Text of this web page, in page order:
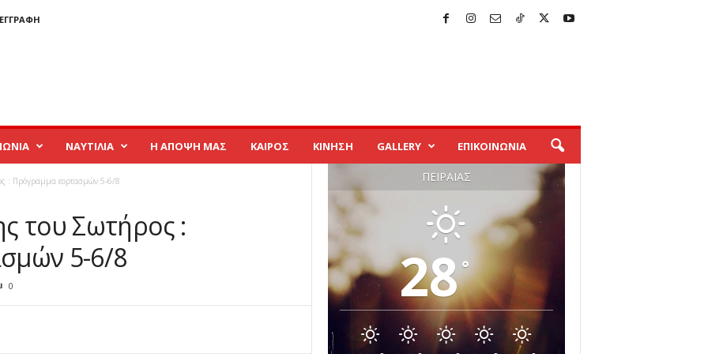
ΝΑΥΤΙΛΙΑ Η ΑΠΟΨΗ ΜΑΣ ΚΑΙΡΟΣ ΚΙΝΗΣΗ GALLERY ΕΠΙΚΟΙΝΩΝΙΑ
: Πρόγραμμα εορτασμών 5-6/8
του Σωτήρος :
5-6/8
0
ΠΕΙΡΑΙΆΣ
28°